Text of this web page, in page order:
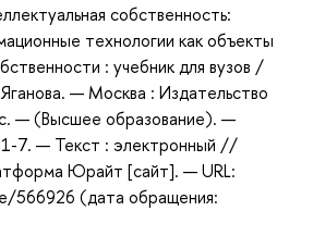
собственность:
технологии как объекты
: учебник для вузов /
— Москва : Издательство
— (Высшее образование). —
7. — Текст : электронный //
Юрайт [сайт]. — URL:
(дата обращения: